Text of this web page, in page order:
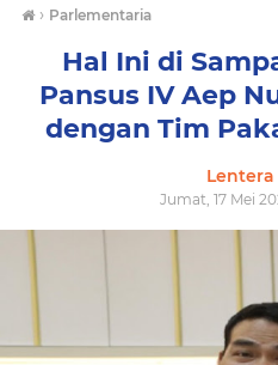
› Parlementaria
Hal Ini di
Pansus IV Aep
dengan Tim
Jumat, 17 Mei